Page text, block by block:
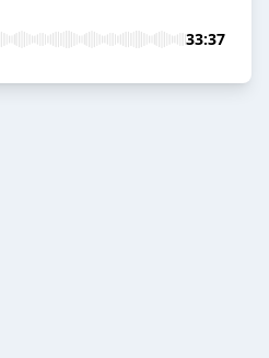
33:37